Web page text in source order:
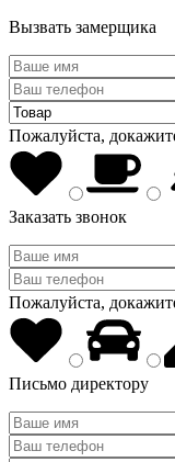
Вызвать замерщика
Пожалуйста,
Заказать звонок
Пожалуйста,
Письмо директору